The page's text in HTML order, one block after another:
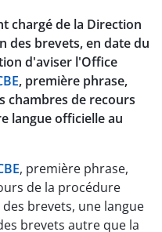
chargé de la Direction
des brevets, en date du
d'aviser l'Office
, première phrase,
chambres de recours
langue officielle au
, première phrase,
de la procédure
brevets, une langue
brevets autre que la